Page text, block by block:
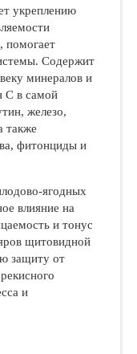
укреплению
помогает
Содержит
минералов и
С в самой
железо,
также
фитонциды и
ягодных
влияние на
и тонус
щитовидной
защиту от
и